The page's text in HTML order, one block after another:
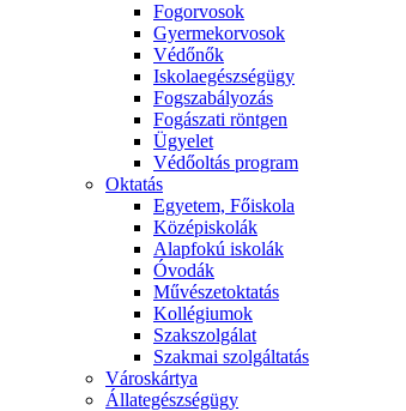
Fogorvosok
Gyermekorvosok
Védőnők
Iskolaegészségügy
Fogszabályozás
Fogászati röntgen
Ügyelet
Védőoltás program
Oktatás
Egyetem, Főiskola
Középiskolák
Alapfokú iskolák
Óvodák
Művészetoktatás
Kollégiumok
Szakszolgálat
Szakmai szolgáltatás
Városkártya
Állategészségügy